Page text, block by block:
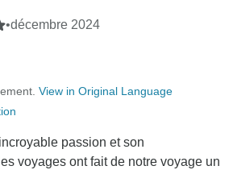
•décembre 2024
View in Original Language
passion et son
voyages ont fait de notre voyage un